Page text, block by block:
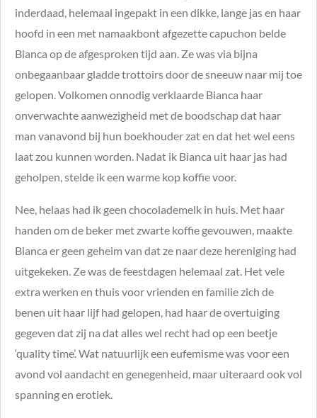
inderdaad, helemaal ingepakt in een dikke, lange jas en haar
hoofd in een met namaakbont afgezette capuchon belde
Bianca op de afgesproken tijd aan. Ze was via bijna
onbegaanbaar gladde trottoirs door de sneeuw naar mij toe
gelopen. Volkomen onnodig verklaarde Bianca haar
onverwachte aanwezigheid met de boodschap dat haar
man vanavond bij hun boekhouder zat en dat het wel eens
laat zou kunnen worden. Nadat ik Bianca uit haar jas had
geholpen, stelde ik een warme kop koffie voor.
Nee, helaas had ik geen chocolademelk in huis. Met haar
handen om de beker met zwarte koffie gevouwen, maakte
Bianca er geen geheim van dat ze naar deze hereniging had
uitgekeken. Ze was de feestdagen helemaal zat. Het vele
extra werken en thuis voor vrienden en familie zich de
benen uit haar lijf had gelopen, had haar de overtuiging
gegeven dat zij na dat alles wel recht had op een beetje
‘quality time’. Wat natuurlijk een eufemisme was voor een
avond vol aandacht en genegenheid, maar uiteraard ook vol
spanning en erotiek.